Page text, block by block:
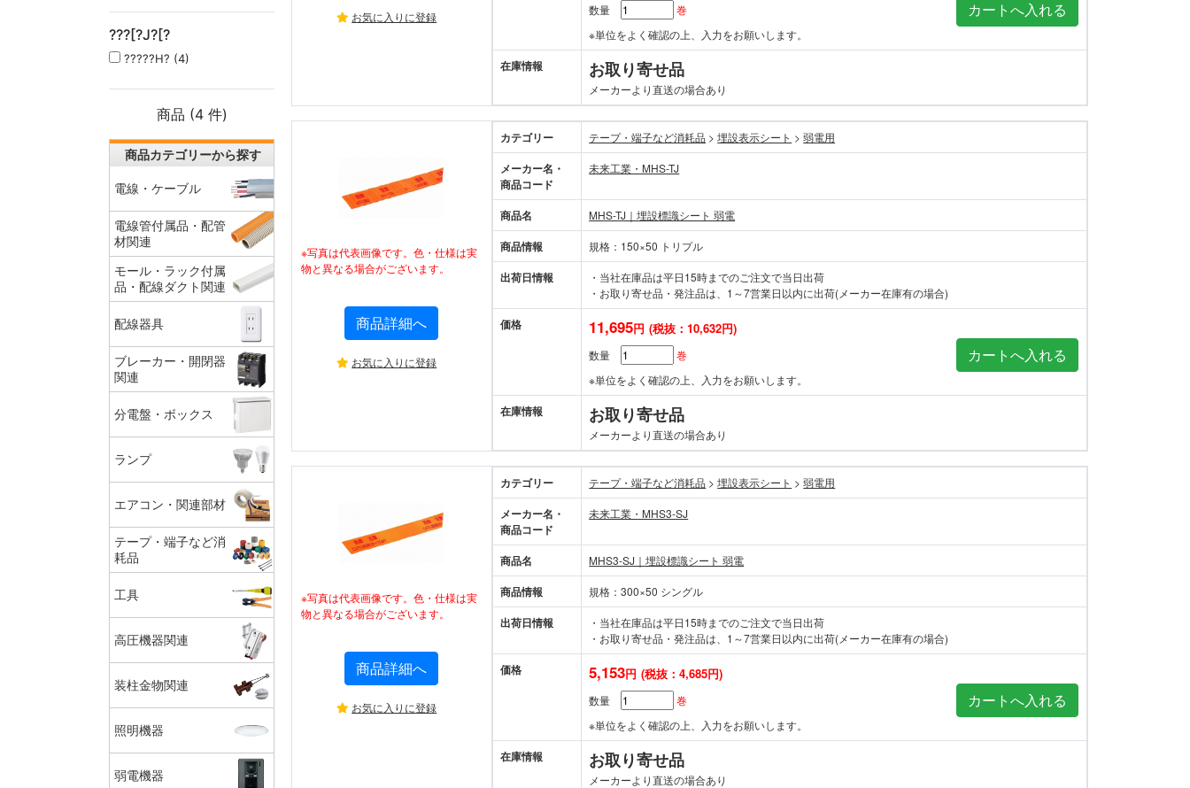
お気に入りに登録 数量
巻
※単位をよく確認の上、入力をお願いします。
在庫情報 お取り寄せ品
メーカーより直送の場合あり
※写真は代表画像です。色・仕様は実
物と異なる場合がございます。
商品詳細へ
お気に入りに登録
カテゴリー テープ・端子など消耗品 > 埋設表示シート > 弱電用
メーカー名・
商品コード
未来工業・MHS-TJ
商品名 MHS-TJ｜埋設標識シート 弱電
商品情報 規格：150×50 トリプル
出荷日情報
・当社在庫品は平日15時までのご注文で当日出荷
・お取り寄せ品・発注品は、1～7営業日以内に出荷(メーカー在庫有の場合)
価格 11,695円 (税抜：10,632円)
数量
巻
※単位をよく確認の上、入力をお願いします。
在庫情報 お取り寄せ品
メーカーより直送の場合あり
※写真は代表画像です。色・仕様は実
物と異なる場合がございます。
商品詳細へ
お気に入りに登録
カテゴリー テープ・端子など消耗品 > 埋設表示シート > 弱電用
メーカー名・
商品コード
未来工業・MHS3-SJ
商品名 MHS3-SJ｜埋設標識シート 弱電
商品情報 規格：300×50 シングル
出荷日情報
・当社在庫品は平日15時までのご注文で当日出荷
・お取り寄せ品・発注品は、1～7営業日以内に出荷(メーカー在庫有の場合)
価格 5,153円 (税抜：4,685円)
数量
巻
※単位をよく確認の上、入力をお願いします。
在庫情報 お取り寄せ品
メーカーより直送の場合あり
???[?J?[?
?????H? (4)
商品 (4件)
商品カテゴリーから探す
電線・ケーブル
電線管付属品・配管
材関連
モール・ラック付属
品・配線ダクト関連
配線器具
ブレーカー・開閉器
関連
分電盤・ボックス
ランプ
エアコン・関連部材
テープ・端子など消
耗品
工具
高圧機器関連
装柱金物関連
照明機器
弱電機器